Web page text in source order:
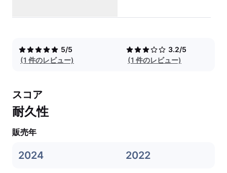
5/5
(1 件のレビュー)
3.2/5
(1 件のレビュー)
スコア
耐久性
販売年
2024 2022